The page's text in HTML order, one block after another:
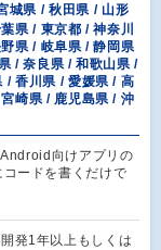
城県 / 秋田県 / 山形
県 / 東京都 / 神奈川
県 / 岐阜県 / 静岡県
/ 奈良県 / 和歌山県 /
/ 香川県 / 愛媛県 / 高
崎県 / 鹿児島県 / 沖
向けアプリの
ードを書くだけで
発1年以上もしくは